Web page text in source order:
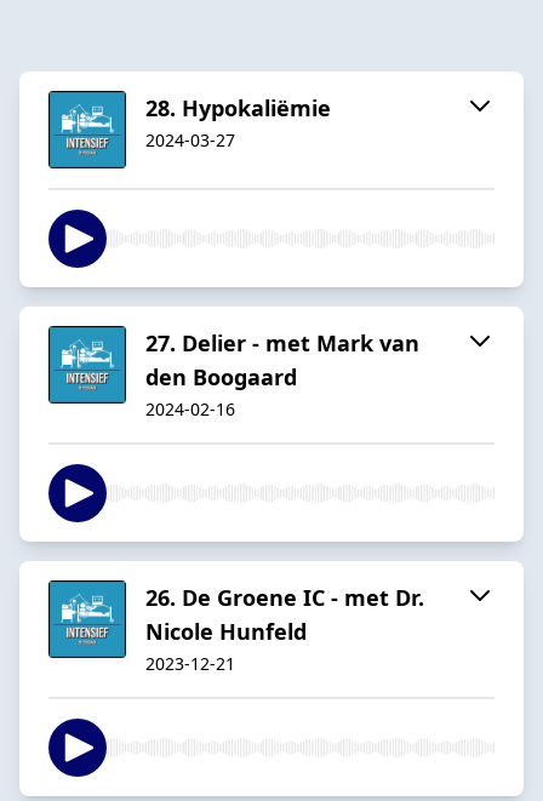
28. Hypokaliëmie
2024-03-27
27. Delier - met Mark van
den Boogaard
2024-02-16
26. De Groene IC - met Dr.
Nicole Hunfeld
2023-12-21